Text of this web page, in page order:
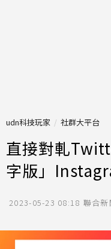
udn科技玩家 社群大平台
直接對軋
字版」
2023-05-23 08:18 聯合新